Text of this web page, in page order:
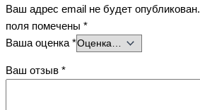
Ваш адрес email не будет опубликован.
поля помечены *
Ваша оценка *
Ваш отзыв *